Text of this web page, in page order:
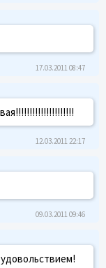
17.03.2011 08:47
12.03.2011 22:17
09.03.2011 09:46